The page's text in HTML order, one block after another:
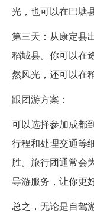
光，也可以在巴塘
第三天：从康定县
稻城县。你可以在
然风光，还可以在
跟团游方案：
可以选择参加成都
行程和处理交通等
胜。旅行团通常会
导游服务，让你更
总之，无论是自驾